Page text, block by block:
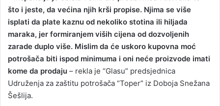
što i jeste, da većina njih krši propise. Njima se više
isplati da plate kaznu od nekoliko stotina ili hiljada
maraka, jer formiranjem viših cijena od dozvoljenih
zarade duplo više. Mislim da će uskoro kupovna moć
potrošača biti ispod minimuma i oni neće proizvode imati
kome da prodaju – rekla je “Glasu” predsjednica
Udruženja za zaštitu potrošača “Toper” iz Doboja Snežana
Šešlija.